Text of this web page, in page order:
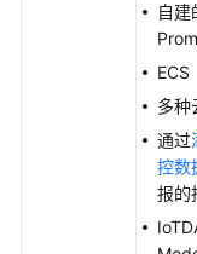
自建
ECS
多种
通过
控数
报的